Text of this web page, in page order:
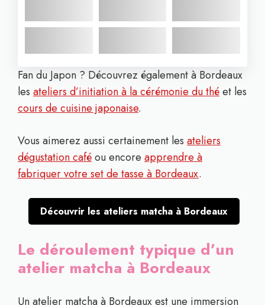
Fan du Japon ? Découvrez également à Bordeaux
les ateliers d’initiation à la cérémonie du théet les
cours de cuisine japonaise.
Vous aimerez aussi certainement les ateliers
dégustation caféou encore apprendre à
fabriquer votre set de tasse à Bordeaux.
Découvrir les ateliers matcha à Bordeaux
Le déroulement typique d’un
atelier matcha à Bordeaux
Un atelier matcha à Bordeaux est une immersion